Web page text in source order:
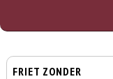
FRIET ZONDER